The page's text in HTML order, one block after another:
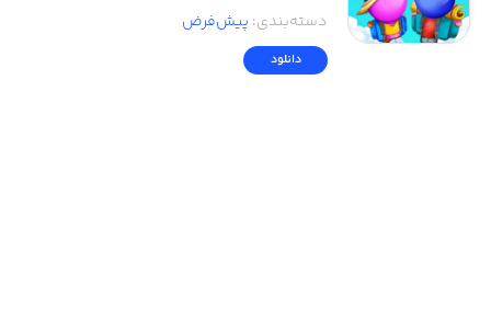
دسته‌بندی: پیش‌فرض
دانلود